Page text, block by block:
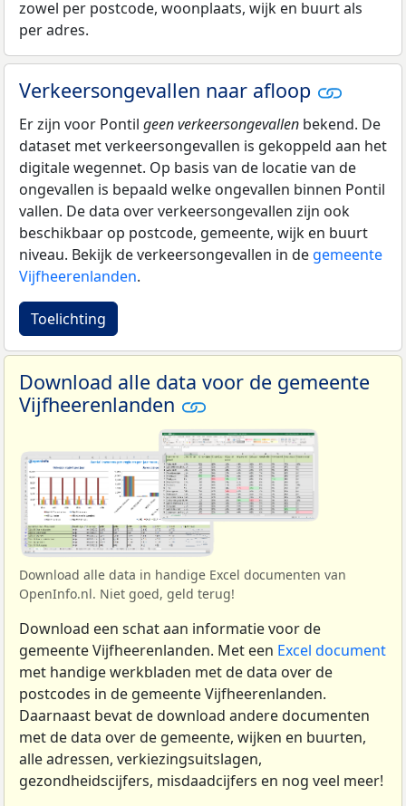
zowel per postcode, woonplaats, wijk en buurt als
per adres.
Verkeersongevallen naar afloop
Er zijn voor Pontil geen verkeersongevallen bekend. De
dataset met verkeersongevallen is gekoppeld aan het
digitale wegennet. Op basis van de locatie van de
ongevallen is bepaald welke ongevallen binnen Pontil
vallen. De data over verkeersongevallen zijn ook
beschikbaar op postcode, gemeente, wijk en buurt
niveau. Bekijk de verkeersongevallen in de gemeente
Vijfheerenlanden.
Toelichting
Download alle data voor de gemeente
Vijfheerenlanden
Download alle data in handige Excel documenten van
OpenInfo.nl. Niet goed, geld terug!
Download een schat aan informatie voor de
gemeente Vijfheerenlanden. Met een Excel document
met handige werkbladen met de data over de
postcodes in de gemeente Vijfheerenlanden.
Daarnaast bevat de download andere documenten
met de data over de gemeente, wijken en buurten,
alle adressen, verkiezingsuitslagen,
gezondheidscijfers, misdaadcijfers en nog veel meer!